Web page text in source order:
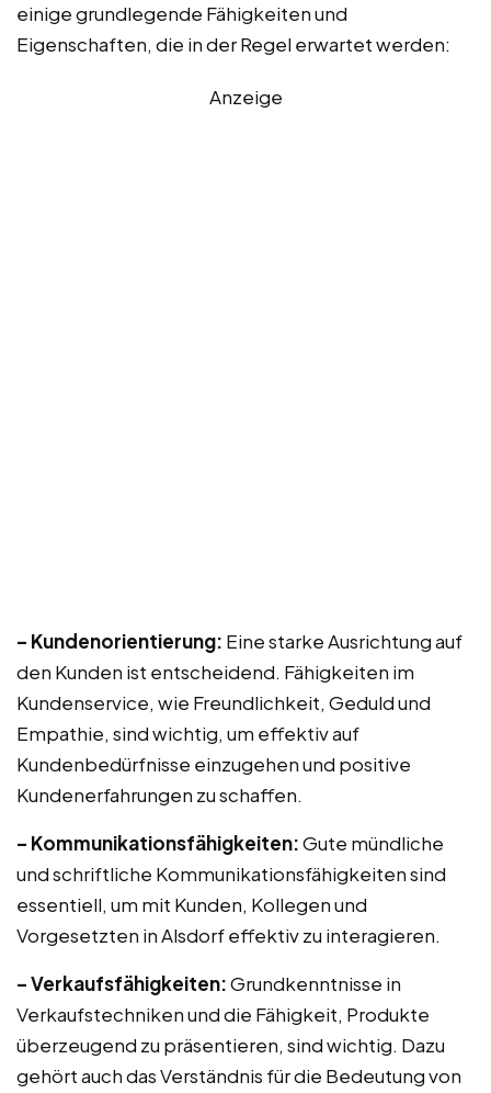
einige grundlegende Fähigkeiten und
Eigenschaften, die in der Regel erwartet werden:
Anzeige
– Kundenorientierung: Eine starke Ausrichtung auf
den Kunden ist entscheidend. Fähigkeiten im
Kundenservice, wie Freundlichkeit, Geduld und
Empathie, sind wichtig, um effektiv auf
Kundenbedürfnisse einzugehen und positive
Kundenerfahrungen zu schaffen.
– Kommunikationsfähigkeiten:Gute mündliche
und schriftliche Kommunikationsfähigkeiten sind
essentiell, um mit Kunden, Kollegen und
Vorgesetzten in Alsdorf effektiv zu interagieren.
– Verkaufsfähigkeiten:Grundkenntnisse in
Verkaufstechniken und die Fähigkeit, Produkte
überzeugend zu präsentieren, sind wichtig. Dazu
gehört auch das Verständnis für die Bedeutung von